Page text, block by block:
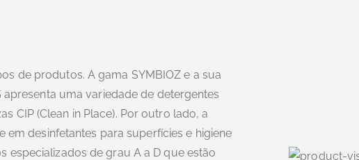
de produtos. A gama SYMBIOZ e a sua
apresenta uma variedade de detergentes
CIP (Clean in Place). Por outro lado, a
desinfetantes para superfícies e higiene
especializados de grau A a D que estão